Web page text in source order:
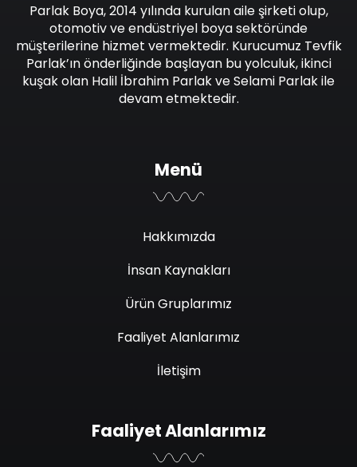
Parlak Boya, 2014 yılında kurulan aile şirketi olup,
otomotiv ve endüstriyel boya sektöründe
müşterilerine hizmet vermektedir. Kurucumuz Tevfik
Parlak’ın önderliğinde başlayan bu yolculuk, ikinci
kuşak olan Halil İbrahim Parlak ve Selami Parlak ile
devam etmektedir.
Menü
Hakkımızda
İnsan Kaynakları
Ürün Gruplarımız
Faaliyet Alanlarımız
İletişim
Faaliyet Alanlarımız